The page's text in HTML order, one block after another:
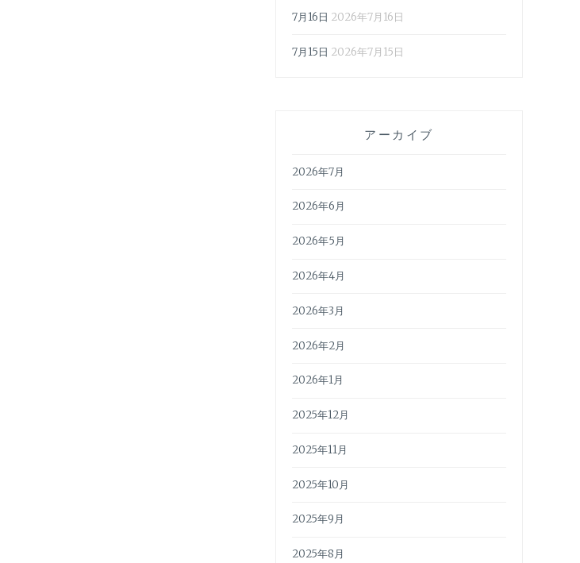
7月16日 2026年7月16日
7月15日 2026年7月15日
アーカイブ
2026年7月
2026年6月
2026年5月
2026年4月
2026年3月
2026年2月
2026年1月
2025年12月
2025年11月
2025年10月
2025年9月
2025年8月